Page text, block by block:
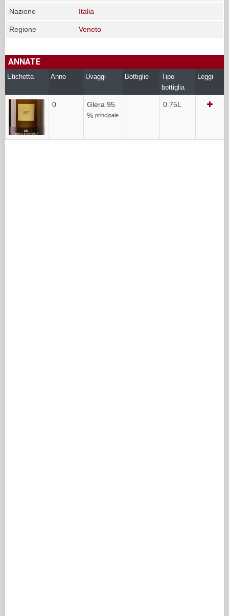
Nazione Italia
Regione Veneto
ANNATE
Etichetta Anno Uvaggi Bottiglie
Tipo
bottiglia
Leggi
0
Glera 95
% principale
0.75L